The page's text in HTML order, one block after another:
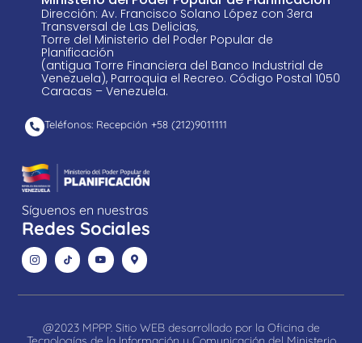
Dirección: Av. Francisco Solano López con 3era
Transversal de Las Delicias,
Torre del Ministerio del Poder Popular de
Planificación
(antigua Torre Financiera del Banco Industrial de
Venezuela), Parroquia el Recreo. Código Postal 1050
Caracas – Venezuela.
Teléfonos: Recepción +58 ​(212)9011111
Síguenos en nuestras
Redes Sociales
@2023 MPPP. Sitio WEB desarrollado por la Oficina de